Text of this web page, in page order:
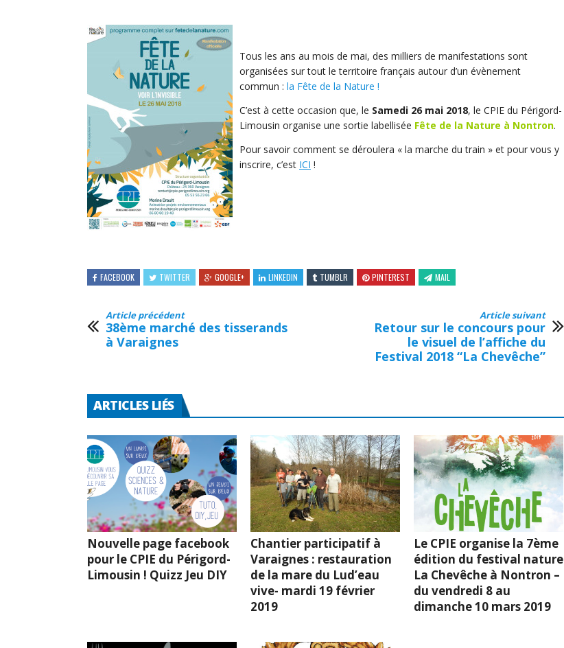
Tous les ans au mois de mai, des milliers de manifestations sont
organisées sur tout le territoire français autour d’un évènement
commun : la Fête de la Nature !
C’est à cette occasion que, le Samedi 26 mai 2018, le CPIE du Périgord-
Limousin organise une sortie labellisée Fête de la Nature à Nontron.
Pour savoir comment se déroulera « la marche du train » et pour vous y
inscrire, c’est ICI !
FACEBOOK TWITTER GOOGLE+ LINKEDIN TUMBLR PINTEREST MAIL
Article précédent
38ème marché des tisserands
à Varaignes
Article suivant
Retour sur le concours pour
le visuel de l’affiche du
Festival 2018 “La Chevêche”
ARTICLES LIÉS
Nouvelle page facebook
pour le CPIE du Périgord-
Limousin ! Quizz Jeu DIY
Chantier participatif à
Varaignes : restauration
de la mare du Lud’eau
vive- mardi 19 février
2019
Le CPIE organise la 7ème
édition du festival nature
La Chevêche à Nontron –
du vendredi 8 au
dimanche 10 mars 2019